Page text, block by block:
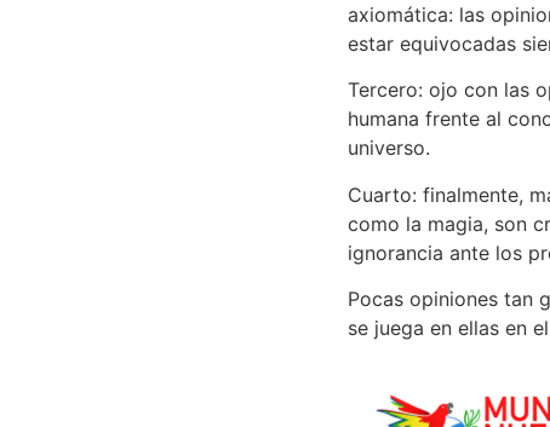
axiomática: las
estar equivocadas
Tercero: ojo con las
humana frente al
universo.
Cuarto: finalmente,
como la magia, son
ignorancia ante los
Pocas opiniones tan
se juega en ellas en